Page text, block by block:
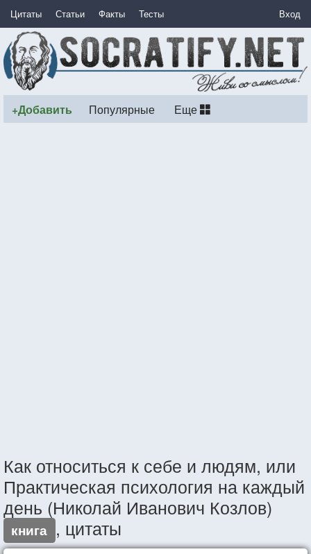
Цитаты Статьи Факты Тесты Вход
+Добавить Популярные Еще
Как относиться к себе и людям, или
Практическая психология на каждый
день (Николай Иванович Козлов)
книга , цитаты